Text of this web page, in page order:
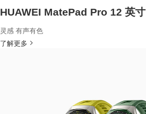
HUAWEI MatePad Pro 12 英寸
灵感 有声有色
了解更多